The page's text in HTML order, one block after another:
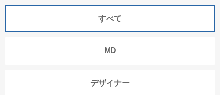
すべて
MD
デザイナー